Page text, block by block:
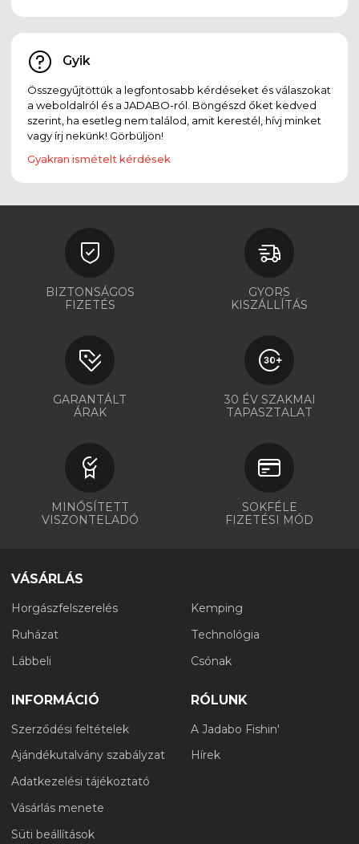
Gyik
Összegyűjtöttük a legfontosabb kérdéseket és válaszokat
a weboldalról és a JADABO-ról. Böngészd őket kedved
szerint, ha esetleg nem találod, amit kerestél, hívj minket
vagy írj nekünk! Görbüljön!
Gyakran ismételt kérdések
BIZTONSÁGOS
FIZETÉS
GYORS
KISZÁLLÍTÁS
GARANTÁLT
ÁRAK
30 ÉV SZAKMAI
TAPASZTALAT
MINŐSÍTETT
VISZONTELADÓ
SOKFÉLE
FIZETÉSI MÓD
VÁSÁRLÁS
Horgászfelszerelés
Ruházat
Lábbeli
Kemping
Technológia
Csónak
INFORMÁCIÓ
Szerződési feltételek
Ajándékutalvány szabályzat
Adatkezelési tájékoztató
Vásárlás menete
Süti beállítások
RÓLUNK
A Jadabo Fishin'
Hírek